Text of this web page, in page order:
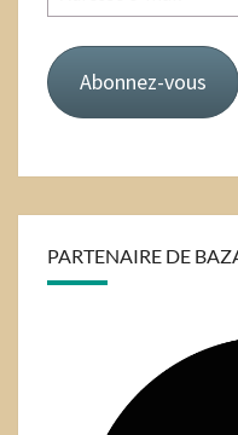
e-
mail
Abonnez-vous
PARTENAIRE DE